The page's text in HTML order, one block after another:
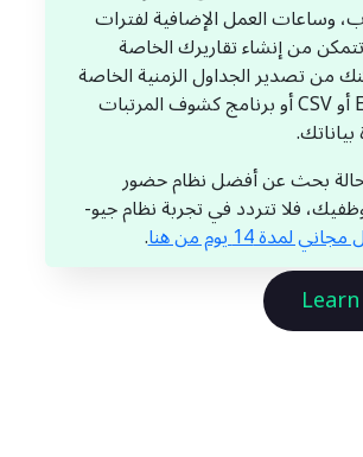
وساعات العمل الإضافية لفترات
من إنشاء تقاريرك الخاصة
من تصدير الجداول الزمنية الخاصة
بك إلى Excel أو CSV أو برنامج كشوف المرتبات
بحث عن أفضل نظام حضور
فلا تتردد في تجربة نظام جيو-
لمدة 14 يوم من هنا .